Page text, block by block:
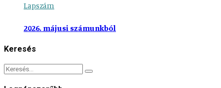
Lapszám
2026. májusi számunkból
Keresés